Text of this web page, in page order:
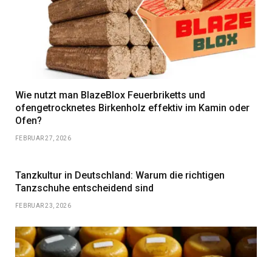
Wie nutzt man BlazeBlox Feuerbriketts und
ofengetrocknetes Birkenholz effektiv im Kamin oder
Ofen?
FEBRUAR 27, 2026
Tanzkultur in Deutschland: Warum die richtigen
Tanzschuhe entscheidend sind
FEBRUAR 23, 2026